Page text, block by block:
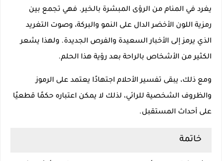
يغرد في المنام من الرؤى المبشرة بالخير. فهي تجمع بين
رمزية اللون الأخضر الدال على النمو والبركة، وصوت التغريد
الذي يرمز إلى الأخبار السعيدة والفرص الجديدة. ولهذا يشعر
الكثير من الأشخاص بالراحة بعد رؤية هذا الحلم.
ومع ذلك، يبقى تفسير الأحلام اجتهادًا يعتمد على الرموز
والظروف الشخصية للرائي، لذلك لا يمكن اعتباره حكمًا قطعيًا
على أحداث المستقبل.
خاتمة